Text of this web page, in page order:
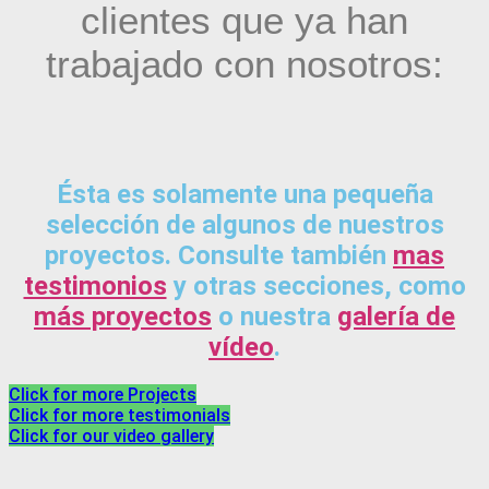
clientes que ya han
trabajado con nosotros:
Ésta es solamente una pequeña
selección de algunos de nuestros
proyectos. Consulte también mas
testimonios y otras secciones, como
más proyectos o nuestra galería de
vídeo.
Click for more Projects
Click for more testimonials
Click for our video gallery